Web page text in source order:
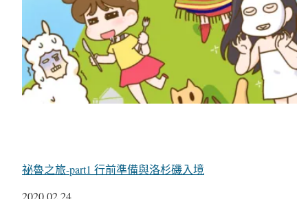
祕魯之旅-part1 行前準備與洛杉磯入境
日期
2020.02.24